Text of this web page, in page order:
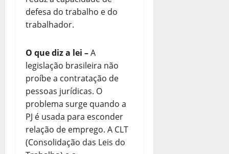
defesa do trabalho e do
trabalhador.
O que diz a lei –A
legislação brasileira não
proíbe a contratação de
pessoas jurídicas. O
problema surge quando a
PJ é usada para esconder
relação de emprego. A CLT
(Consolidação das Leis do